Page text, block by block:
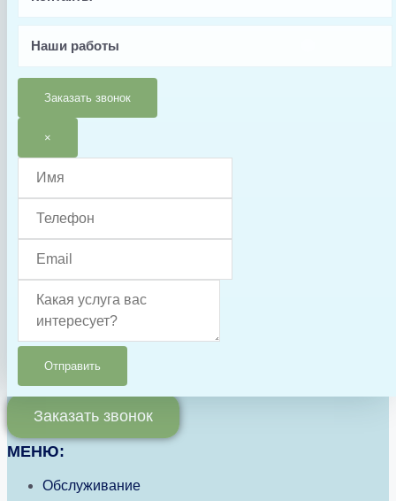
Наши работы
Заказать звонок
×
Отправить
Тип запчасти
Заглушка/пробка
г. Санкт-Петербург
+7-981-288-60-00
aquapro.spb@yandex.ru
Заказать звонок
МЕНЮ:
Обслуживание